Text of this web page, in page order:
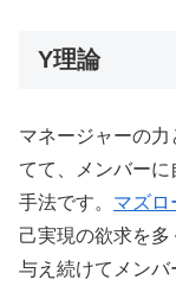
Y理論
マネージャーの
てて、メンバー
手法です。 マズロ
己実現の欲求を
与え続けてメンバ